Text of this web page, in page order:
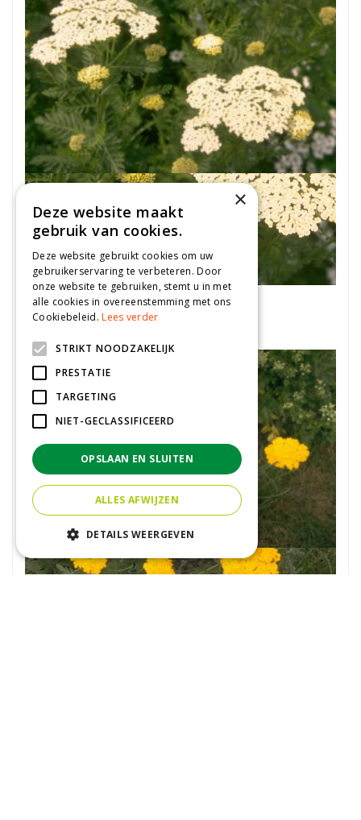
Duizendblad
Achillea grandifolia
×
Deze website maakt
gebruik van cookies.
Deze website gebruikt cookies om uw
gebruikerservaring te verbeteren. Door
onze website te gebruiken, stemt u in met
alle cookies in overeenstemming met ons
Cookiebeleid.Lees verder
STRIKT NOODZAKELIJK
PRESTATIE
TARGETING
NIET-GECLASSIFICEERD
OPSLAAN EN SLUITEN
ALLES AFWIJZEN
DETAILS WEERGEVEN